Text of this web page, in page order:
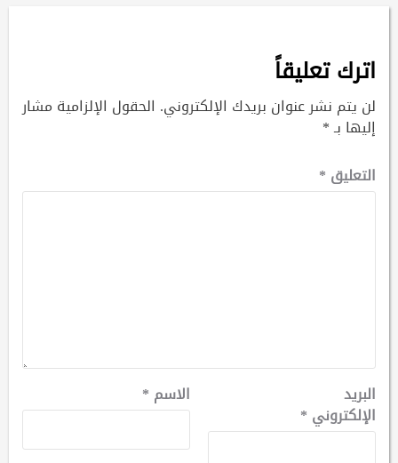
اترك تعليقاً
لن يتم نشر عنوان بريدك الإلكتروني. الحقول الإلزامية مشار
إليها بـ*
التعليق *
الاسم * البريد
الإلكتروني *